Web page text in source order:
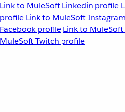
Link to MuleSoft Linkedin profile
profile Link to MuleSoft
Facebook profile Link to
MuleSoft Twitch profile